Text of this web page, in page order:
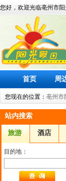
您好，欢迎光临亳州市
首页 周
您现在的位置： 亳州市
站内搜索
旅游 酒店
目的地：